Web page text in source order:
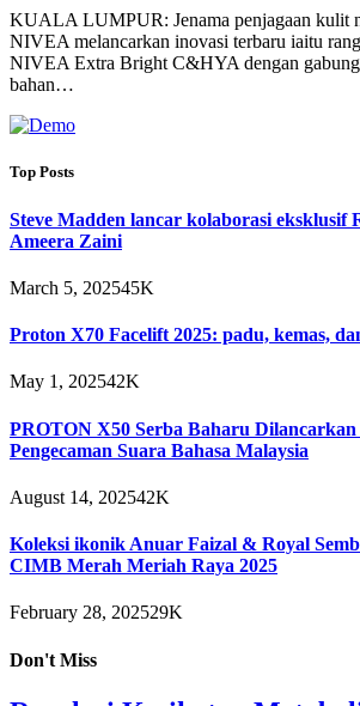
KUALA LUMPUR: Jenama penjagaan kulit
NIVEA melancarkan inovasi terbaru iaitu
NIVEA Extra Bright C&HYA dengan
bahan…
Top Posts
Steve Madden lancar kolaborasi eksklusif
Ameera Zaini
March 5, 202545K
Proton X70 Facelift 2025: padu, kemas,
May 1, 202542K
PROTON X50 Serba Baharu Dilancarkan
Pengecaman Suara Bahasa Malaysia
August 14, 202542K
Koleksi ikonik Anuar Faizal & Royal
CIMB Merah Meriah Raya 2025
February 28, 202529K
Don't Miss